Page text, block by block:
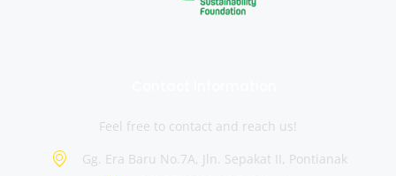
Feel free to contact and reach us!
Gg. Era Baru No.7A, Jln. Sepakat II, Pontianak